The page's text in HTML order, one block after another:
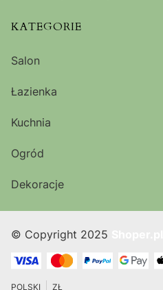
KATEGORIE
Salon
Łazienka
Kuchnia
Ogród
Dekoracje
© Copyright 2025
POLSKI ZŁ